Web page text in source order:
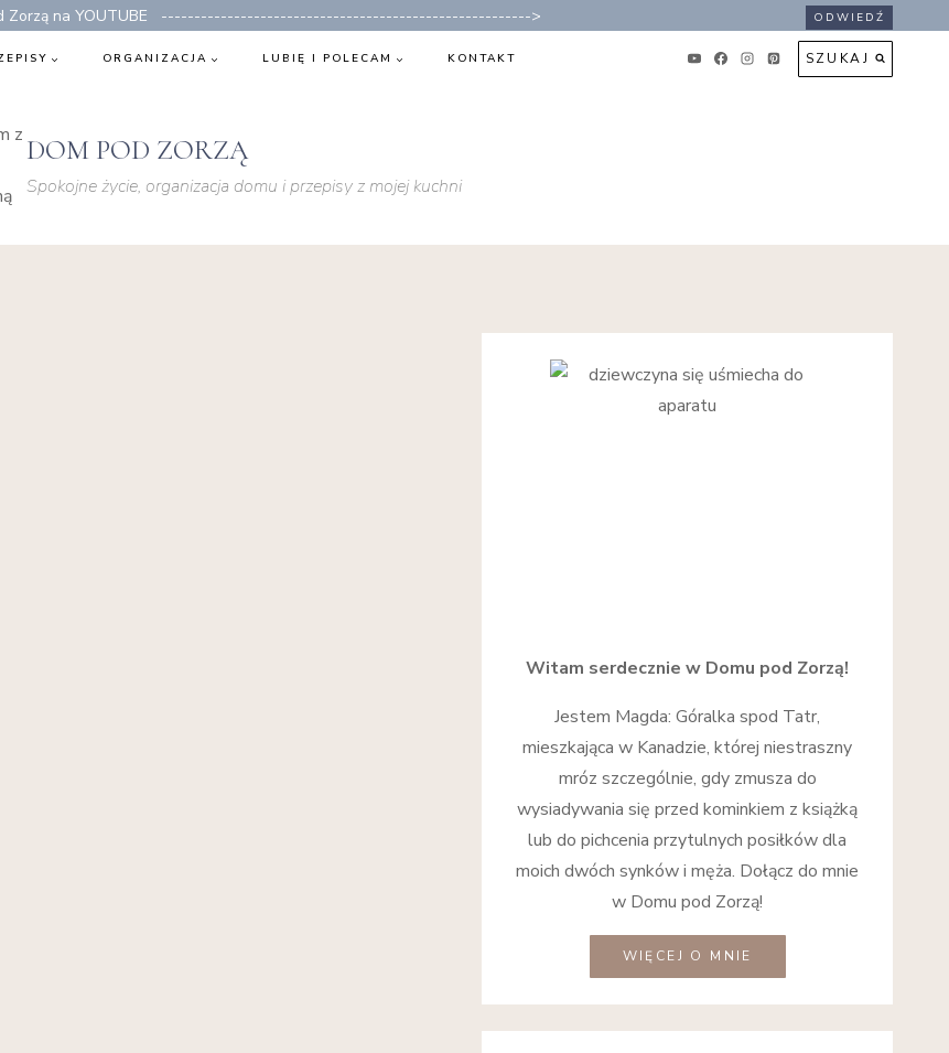
Zorzą na YOUTUBE --------------------------------------------------------> ODWIEDŹ
ORGANIZACJA LUBIĘ I POLECAM KONTAKT SZUKAJ
DOM POD ZORZĄ
Spokojne życie, organizacja domu i przepisy z mojej kuchni
Witam serdecznie w Domu pod Zorzą!
Jestem Magda: Góralka spod Tatr,
mieszkająca w Kanadzie, której niestraszny
mróz szczególnie, gdy zmusza do
wysiadywania się przed kominkiem z książką
lub do pichcenia przytulnych posiłków dla
moich dwóch synków i męża. Dołącz do mnie
w Domu pod Zorzą!
WIĘCEJ O MNIE